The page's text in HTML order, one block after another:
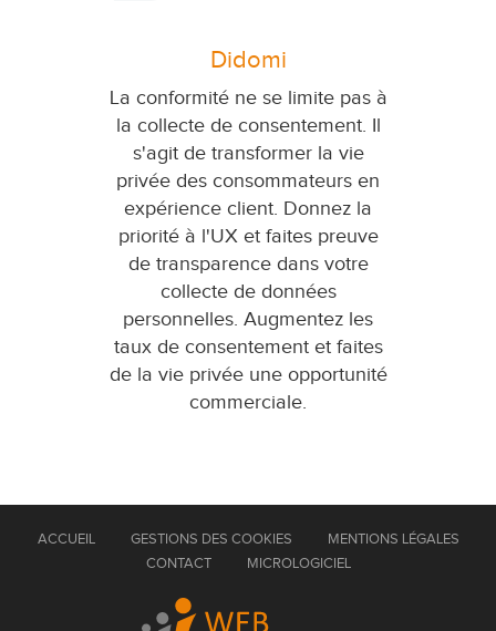
Didomi
La conformité ne se limite pas à
la collecte de consentement. Il
s'agit de transformer la vie
privée des consommateurs en
expérience client. Donnez la
priorité à l'UX et faites preuve
de transparence dans votre
collecte de données
personnelles. Augmentez les
taux de consentement et faites
de la vie privée une opportunité
commerciale.
ACCUEIL GESTIONS DES COOKIES
MENTIONS LÉGALES
CONTACT
MICROLOGICIEL